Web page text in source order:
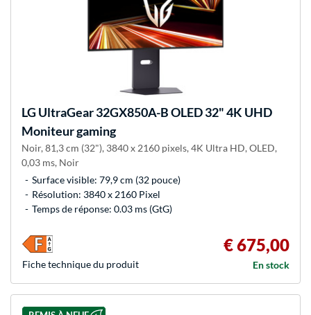
LG UltraGear 32GX850A-B OLED 32" 4K UHD
Moniteur gaming
Noir, 81,3 cm (32"), 3840 x 2160 pixels, 4K Ultra HD, OLED,
0,03 ms, Noir
Surface visible: 79,9 cm (32 pouce)
Résolution: 3840 x 2160 Pixel
Temps de réponse: 0.03 ms (GtG)
€ 675,00
En stock
Fiche technique du produit